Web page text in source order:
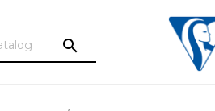
search